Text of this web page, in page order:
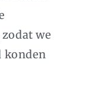
we
konden